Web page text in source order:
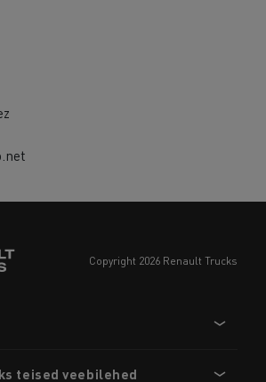
copyright 2026 Renault Trucks
teised veebilehed